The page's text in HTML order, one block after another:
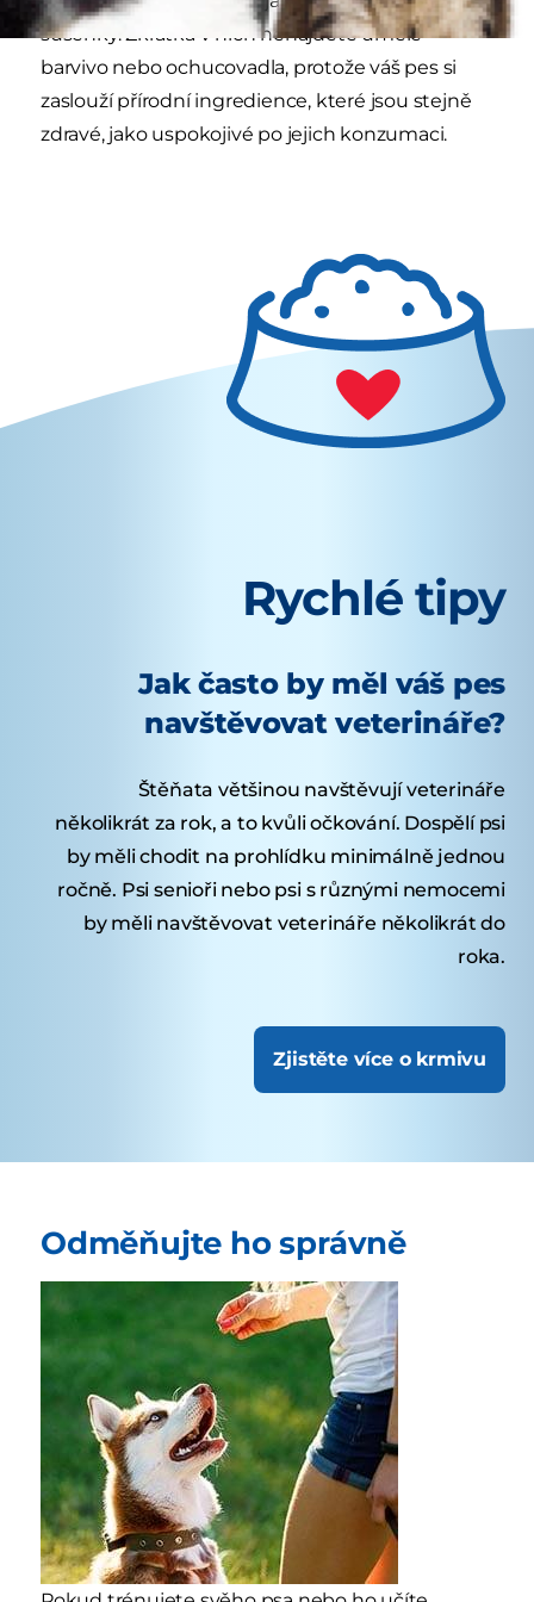
sušenky. Zkrátka v nich nenajdete umělé
barvivo nebo ochucovadla, protože váš pes si
zaslouží přírodní ingredience, které jsou stejně
zdravé, jako uspokojivé po jejich konzumaci.
Rychlé tipy
Jak často by měl váš pes
navštěvovat veterináře?
Štěňata většinou navštěvují veterináře
několikrát za rok, a to kvůli očkování. Dospělí psi
by měli chodit na prohlídku minimálně jednou
ročně. Psi senioři nebo psi s různými nemocemi
by měli navštěvovat veterináře několikrát do
roka.
Zjistěte více o krmivu
Odměňujte ho správně